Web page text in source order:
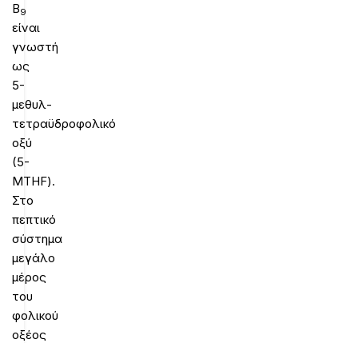
Β9
είναι
γνωστή
ως
5-
μεθυλ-
τετραϋδροφολικό
οξύ
(5-
MTHF).
Στο
πεπτικό
σύστημα
μεγάλο
μέρος
του
φολικού
οξέος